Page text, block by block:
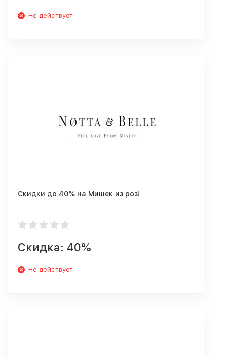
Не действует
Скидки до 40% на Мишек из роз!
Скидка: 40%
Не действует